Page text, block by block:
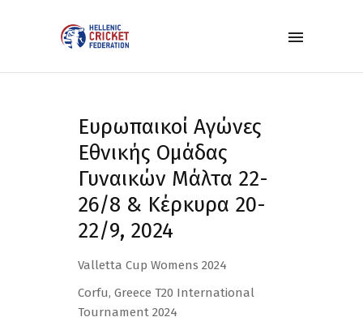
Ευρωπαικοί Αγώνες
Εθνικής Ομάδας
Γυναικών Μάλτα 22-
26/8 & Κέρκυρα 20-
22/9, 2024
Valletta Cup Womens 2024
Corfu, Greece T20 International
Tournament 2024